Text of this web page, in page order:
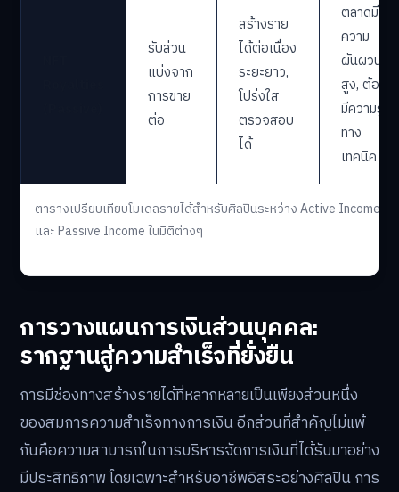
ตารางเปรียบเทียบโมเดลรายได้สำหรับศิลปินระหว่าง Active Income
และ Passive Income ในมิติต่างๆ
รับส่วน
แบ่งจาก
การขาย
ต่อ
สร้างราย
ได้ต่อเนื่อง
ระยะยาว,
โปร่งใส
ตรวจสอบ
ได้
ตลาดมี
ความ
ผันผวน
สูง, ต้อง
มีความรู้
ทาง
เทคนิค
การวางแผนการเงินส่วนบุคคล:
รากฐานสู่ความสำเร็จที่ยั่งยืน
การมีช่องทางสร้างรายได้ที่หลากหลายเป็นเพียงส่วนหนึ่ง
ของสมการความสำเร็จทางการเงิน อีกส่วนที่สำคัญไม่แพ้
กันคือความสามารถในการบริหารจัดการเงินที่ได้รับมาอย่าง
มีประสิทธิภาพ โดยเฉพาะสำหรับอาชีพอิสระอย่างศิลปิน การ